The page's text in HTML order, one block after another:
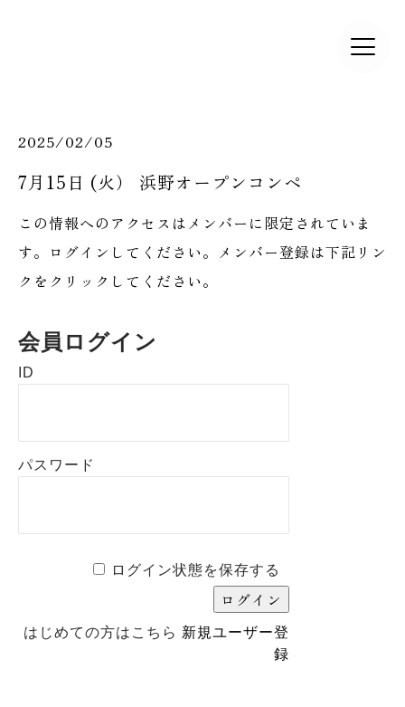
2025/02/05
7月15日 (火） 浜野オープンコンペ
この情報へのアクセスはメンバーに限定されていま
す。ログインしてください。メンバー登録は下記リン
クをクリックしてください。
会員ログイン
ID
パスワード
ログイン状態を保存する
はじめての方はこちら 新規ユーザー登
録